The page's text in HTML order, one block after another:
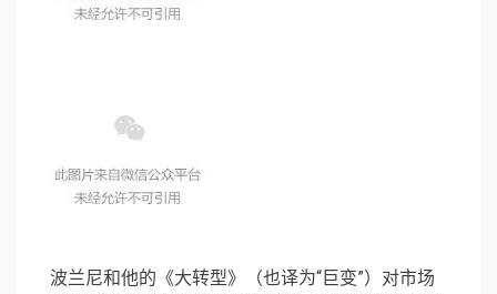
波兰尼和他的《大转型》（也译为“巨变”）对市场